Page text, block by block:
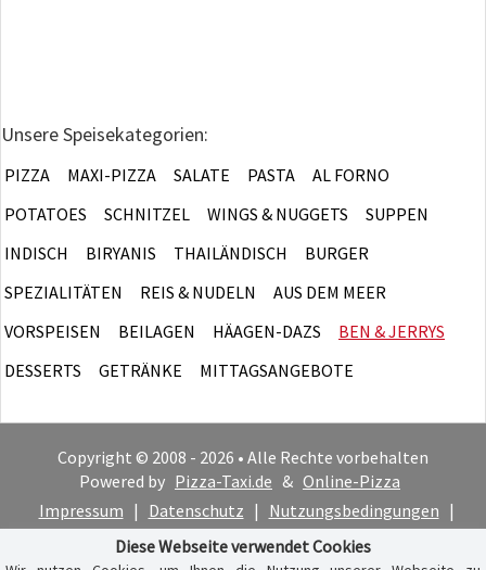
Unsere Speisekategorien:
PIZZA MAXI-PIZZA SALATE PASTA
AL FORNO
POTATOES
SCHNITZEL WINGS & NUGGETS
SUPPEN
INDISCH
BIRYANIS THAILÄNDISCH
BURGER
SPEZIALITÄTEN
REIS & NUDELN
AUS DEM MEER
VORSPEISEN
BEILAGEN HÄAGEN-DAZS
BEN & JERRYS
DESSERTS
GETRÄNKE MITTAGSANGEBOTE
Copyright © 2008 - 2026 • Alle Rechte vorbehalten
Powered by Pizza-Taxi.de & Online-Pizza
Impressum | Datenschutz | Nutzungsbedingungen |
Cookie-Hinweis
Diese Webseite verwendet Cookies